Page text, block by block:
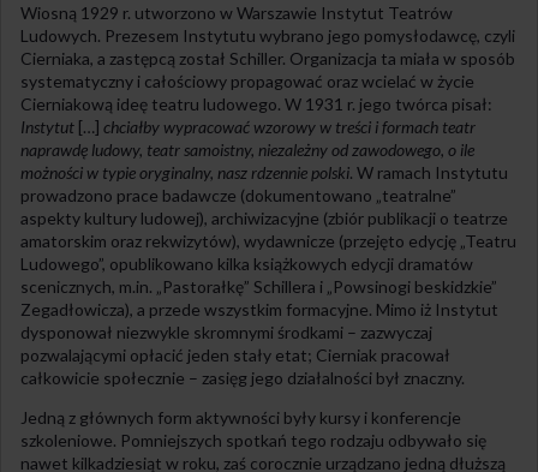
Wiosną 1929 r. utworzono w Warszawie Instytut Teatrów
Ludowych. Prezesem Instytutu wybrano jego pomysłodawcę, czyli
Cierniaka, a zastępcą został Schiller. Organizacja ta miała w sposób
systematyczny i całościowy propagować oraz wcielać w życie
Cierniakową ideę teatru ludowego. W 1931 r. jego twórca pisał:
Instytut […] chciałby wypracować wzorowy w treści i formach teatr
naprawdę ludowy, teatr samoistny, niezależny od zawodowego, o ile
możności w typie oryginalny, nasz rdzennie polski. W ramach Instytutu
prowadzono prace badawcze (dokumentowano „teatralne”
aspekty kultury ludowej), archiwizacyjne (zbiór publikacji o teatrze
amatorskim oraz rekwizytów), wydawnicze (przejęto edycję „Teatru
Ludowego”, opublikowano kilka książkowych edycji dramatów
scenicznych, m.in. „Pastorałkę” Schillera i „Powsinogi beskidzkie”
Zegadłowicza), a przede wszystkim formacyjne. Mimo iż Instytut
dysponował niezwykle skromnymi środkami – zazwyczaj
pozwalającymi opłacić jeden stały etat; Cierniak pracował
całkowicie społecznie – zasięg jego działalności był znaczny.
Jedną z głównych form aktywności były kursy i konferencje
szkoleniowe. Pomniejszych spotkań tego rodzaju odbywało się
nawet kilkadziesiąt w roku, zaś corocznie urządzano jedną dłuższą